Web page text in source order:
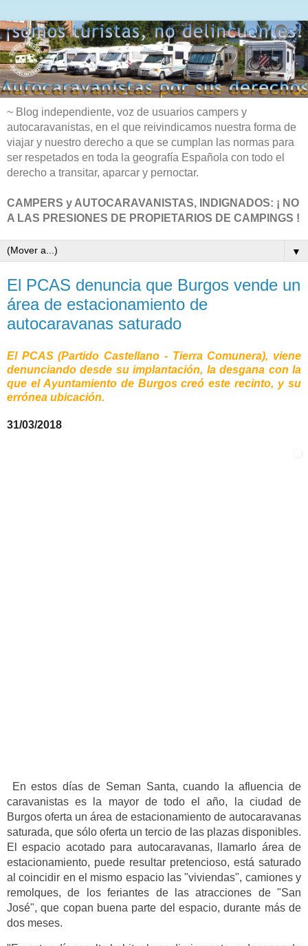
~ Blog independiente, voz de usuarios campers y
autocaravanistas, en el que reivindicamos nuestra forma de
viajar y nuestro derecho a que se cumplan las normas para
ser respetados en toda la geografía Española con todo el
derecho a transitar, aparcar y pernoctar.
CAMPERS y AUTOCARAVANISTAS, INDIGNADOS: ¡ NO
A LAS PRESIONES DE PROPIETARIOS DE CAMPINGS !
▼
El PCAS denuncia que Burgos vende un
área de estacionamiento de
autocaravanas saturado
El PCAS (Partido Castellano - Tierra Comunera), viene
denunciando desde su implantación, la desgana con la
que el Ayuntamiento de Burgos creó este recinto, y su
errónea ubicación.
31/03/2018
En estos días de Seman Santa, cuando la afluencia de
caravanistas es la mayor de todo el año, la ciudad de
Burgos oferta un área de estacionamiento de autocaravanas
saturada, que sólo oferta un tercio de las plazas disponibles.
El espacio acotado para autocaravanas, llamarlo área de
estacionamiento, puede resultar pretencioso, está saturado
al coincidir en el mismo espacio las "viviendas", camiones y
remolques, de los feriantes de las atracciones de "San
José", que copan buena parte del espacio, durante más de
dos meses.